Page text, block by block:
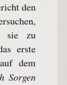
den
sie zu
erste
dem
Sorgen